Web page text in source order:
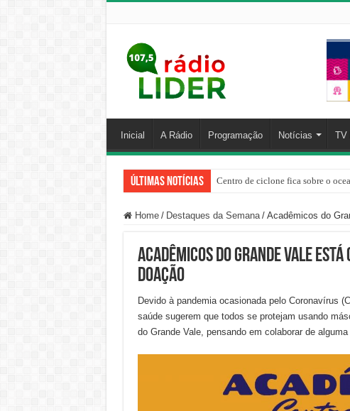
Inicial A Rádio Programação Notícias TV
Últimas Notícias Centro de ciclone fica sobre o
Home / Destaques da Semana / Acadêmicos do
Acadêmicos do Grande Vale
doação
Devido à pandemia ocasionada pelo Coronavírus
saúde sugerem que todos se protejam usando
do Grande Vale, pensando em colaborar de